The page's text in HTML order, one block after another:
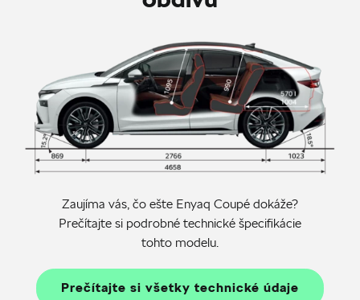
Zaujíma vás, čo ešte Enyaq Coupé dokáže?
Prečítajte si podrobné technické špecifikácie
tohto modelu.
Prečítajte si všetky technické údaje